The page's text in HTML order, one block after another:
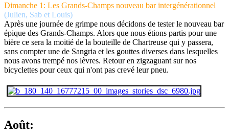
Dimanche 1: Les Grands-Champs nouveau bar intergénérationnel
(Julien, Sab et Louis)
Après une journée de grimpe nous décidons de tester le nouveau bar
épique des Grands-Champs. Alors que nous étions partis pour une
bière ce sera la moitié de la bouteille de Chartreuse qui y passera,
sans compter une de Sangria et les gouttes diverses dans lesquelles
nous avons trempé nos lèvres. Retour en zigzaguant sur nos
bicyclettes pour ceux qui n'ont pas crevé leur pneu.
Août: